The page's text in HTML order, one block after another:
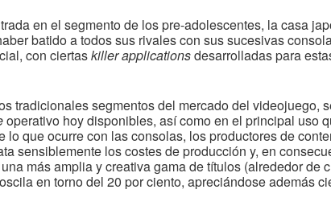
en el segmento de los pre-adolescentes, la casa
batido a todos sus rivales con sus sucesivas
con ciertaskiller applicationsdesarrolladas para
tradicionales segmentos del mercado del videojuego,
operativo hoy disponibles, así como en el principal uso
lo que ocurre con las consolas, los productores de
sensiblemente los costes de producción y, en
más amplia y creativa gama de títulos (alrededor de
en torno del 20 por ciento, apreciándose además